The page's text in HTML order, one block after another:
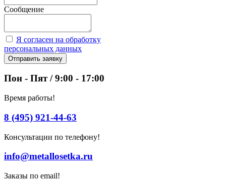
Сообщение
Я согласен на обработку
персональных данных
Отправить заявку
Пон - Пят / 9:00 - 17:00
Время работы!
8 (495) 921-44-63
Консультации по телефону!
info@metallosetka.ru
Заказы по email!